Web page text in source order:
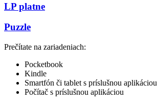
LP platne
Puzzle
Prečítate na zariadeniach:
Pocketbook
Kindle
Smartfón či tablet s príslušnou aplikáciou
Počítač s príslušnou aplikáciou